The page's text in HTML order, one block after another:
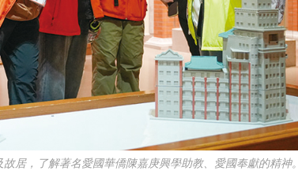
居，了解著名愛國華僑陳嘉庚興學助教、愛國奉獻的精神。